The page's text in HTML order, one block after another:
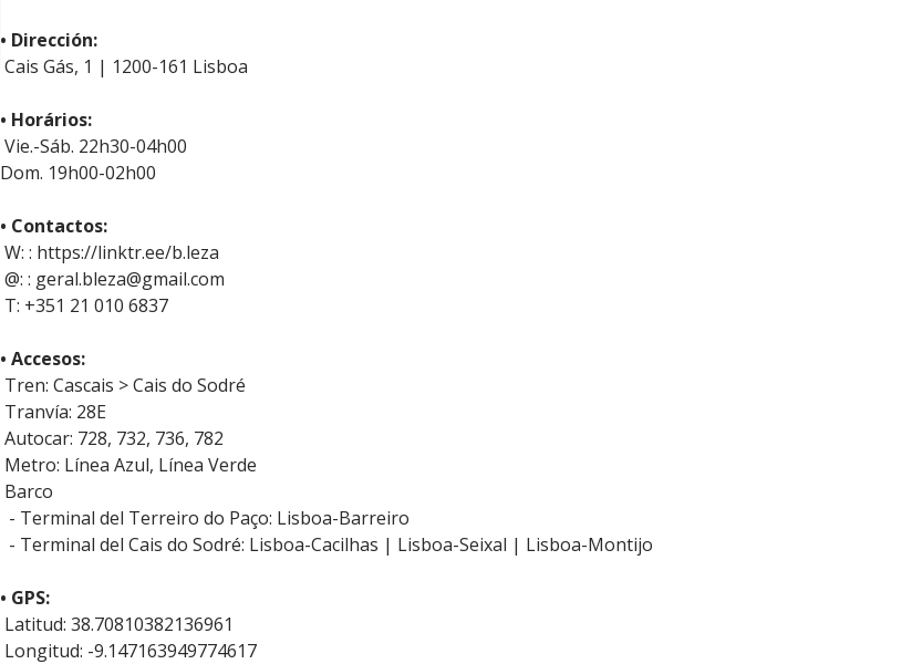
• Dirección:
Cais Gás, 1 | 1200-161 Lisboa
• Horários:
Vie.-Sáb. 22h30-04h00
Dom. 19h00-02h00
• Contactos:
W: : https://linktr.ee/b.leza
@: : geral.bleza@gmail.com
T: +351 21 010 6837
• Accesos:
Tren: Cascais > Cais do Sodré
Tranvía: 28E
Autocar: 728, 732, 736, 782
Metro: Línea Azul, Línea Verde
Barco
- Terminal del Terreiro do Paço: Lisboa-Barreiro
- Terminal del Cais do Sodré: Lisboa-Cacilhas | Lisboa-Seixal | Lisboa-Montijo
• GPS:
Latitud: 38.70810382136961
Longitud: -9.147163949774617